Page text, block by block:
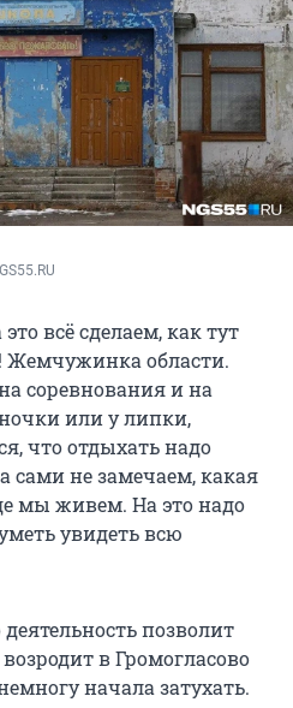
всё сделаем, как тут
Жемчужинка области.
соревнования и на
или у липки,
что отдыхать надо
сами не замечаем, какая
мы живем. На это надо
увидеть всю
деятельность позволит
в Громогласово
начала затухать.